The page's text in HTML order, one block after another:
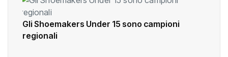
Gli Shoemakers Under 15 sono campioni
regionali